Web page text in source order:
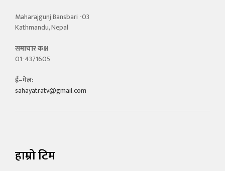
Maharajgunj Bansbari -03
Kathmandu, Nepal
समाचार कक्ष
01-4371605
ई–मेल:
sahayatratv@gmail.com
हाम्रो टिम